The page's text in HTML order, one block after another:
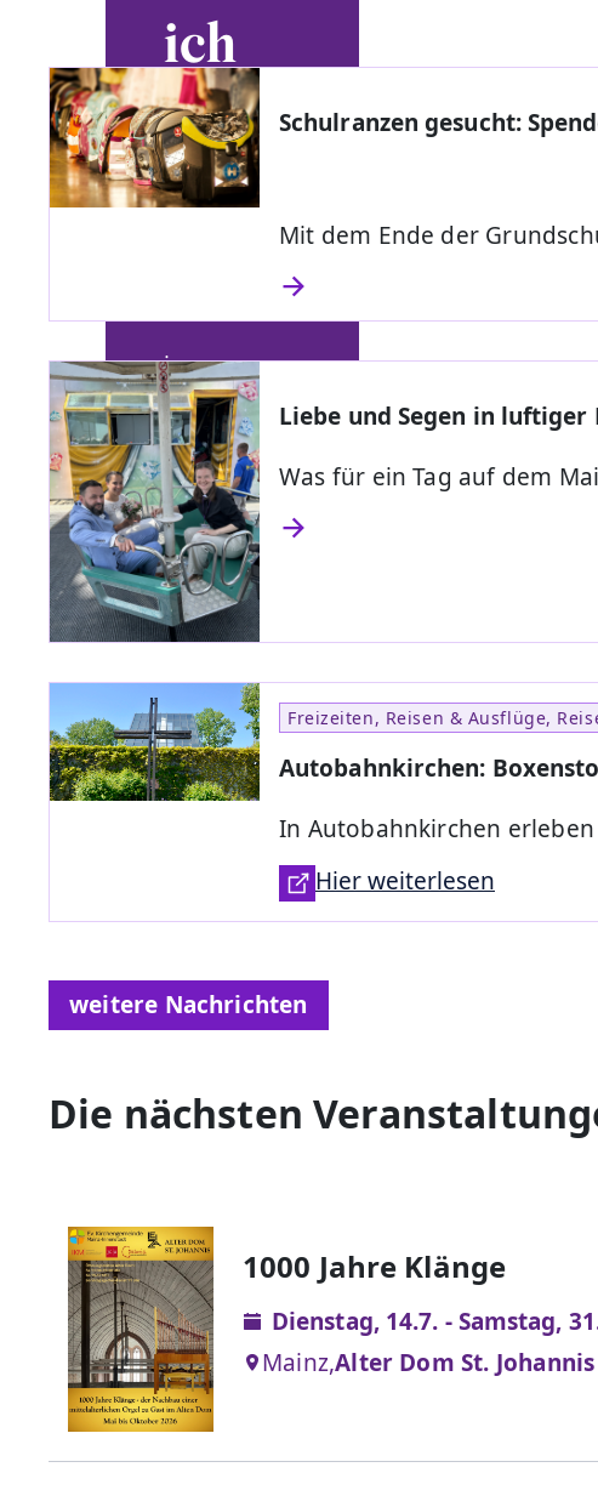
ich
Willk
omm
im
Evangelisch
en Dekanat
Mainz
Schulranzen gesucht:
Mit dem Ende der
Liebe und Segen in luftiger
Was für ein Tag auf dem
Freizeiten, Reisen & Ausflüge,
Autobahnkirchen:
In Autobahnkirchen
Hier weiterlesen
weitere Nachrichten
Die nächsten
1000 Jahre Klänge
Dienstag, 14.7. - Samstag,
Mainz,Alter Dom St. Johannis